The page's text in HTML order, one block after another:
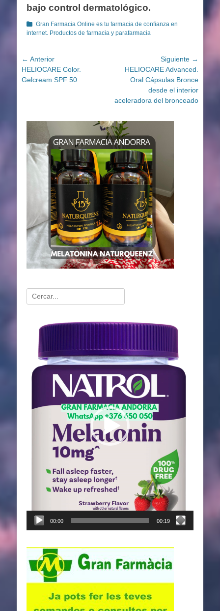
bajo control dermatológico.
Categorías
Gran Farmacia Online es tu farmacia de confianza en
internet. Productos de farmacia y parafarmacia
Navegación
de
entradas
← Anterior
Entrada
anterior:
HELIOCARE Color.
Gelcream SPF 50
Siguiente →
Entrada
siguiente:
HELIOCARE Advanced.
Oral Cápsulas Bronce
desde el interior
aceleradora del bronceado
Buscar:
Reproductor
vídeo
00:00 00:19